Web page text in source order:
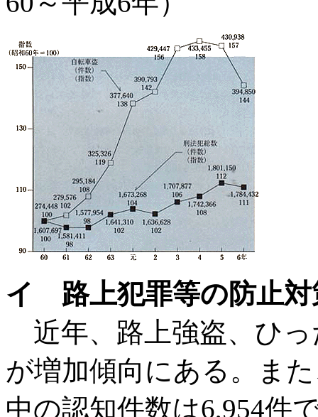
イ 路上犯罪等の防止対
近年、路上強盗、ひ
が増加傾向にある。ま
中の認知件数は6,954件